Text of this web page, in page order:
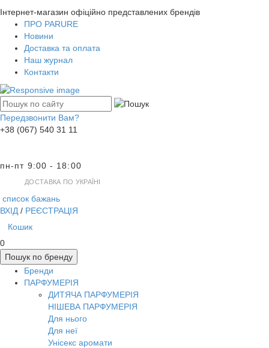
Інтернет-магазин офіційно представлених брендів
ПРО PARURE
Новини
Доставка та оплата
Наш журнал
Контакти
Передзвонити Вам?
+38 (067) 540 31 11
пн-пт 9:00 - 18:00
ДОСТАВКА ПО УКРАЇНІ
список бажань
ВХІД / РЕЄСТРАЦІЯ
Кошик
0
Пошук по бренду
Бренди
ПАРФУМЕРІЯ
ДИТЯЧА ПАРФУМЕРІЯ
НІШЕВА ПАРФУМЕРІЯ
Для нього
Для неї
Унісекс аромати